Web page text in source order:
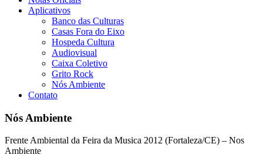
Aplicativos
Banco das Culturas
Casas Fora do Eixo
Hospeda Cultura
Audiovisual
Caixa Coletivo
Grito Rock
Nós Ambiente
Contato
Nós Ambiente
Frente Ambiental da Feira da Musica 2012 (Fortaleza/CE) – Nos
Ambiente